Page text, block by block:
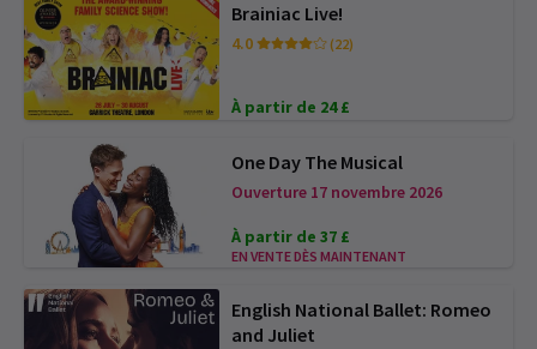
Brainiac Live!
4.0 (22)
À partir de 24 £
One Day The Musical
Ouverture 17 novembre 2026
À partir de 37 £
EN VENTE DÈS MAINTENANT
English National Ballet: Romeo
and Juliet